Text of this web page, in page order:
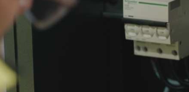
cherche à avancer dans le
et des réseaux.